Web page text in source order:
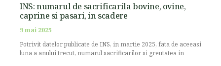
INS: numarul de sacrificarila bovine, ovine,
caprine si pasari, in scadere
9 mai 2025
Potrivit datelor publicate de INS, in martie 2025, fata de aceeasi
luna a anului trecut, numarul sacrificarilor si greutatea in